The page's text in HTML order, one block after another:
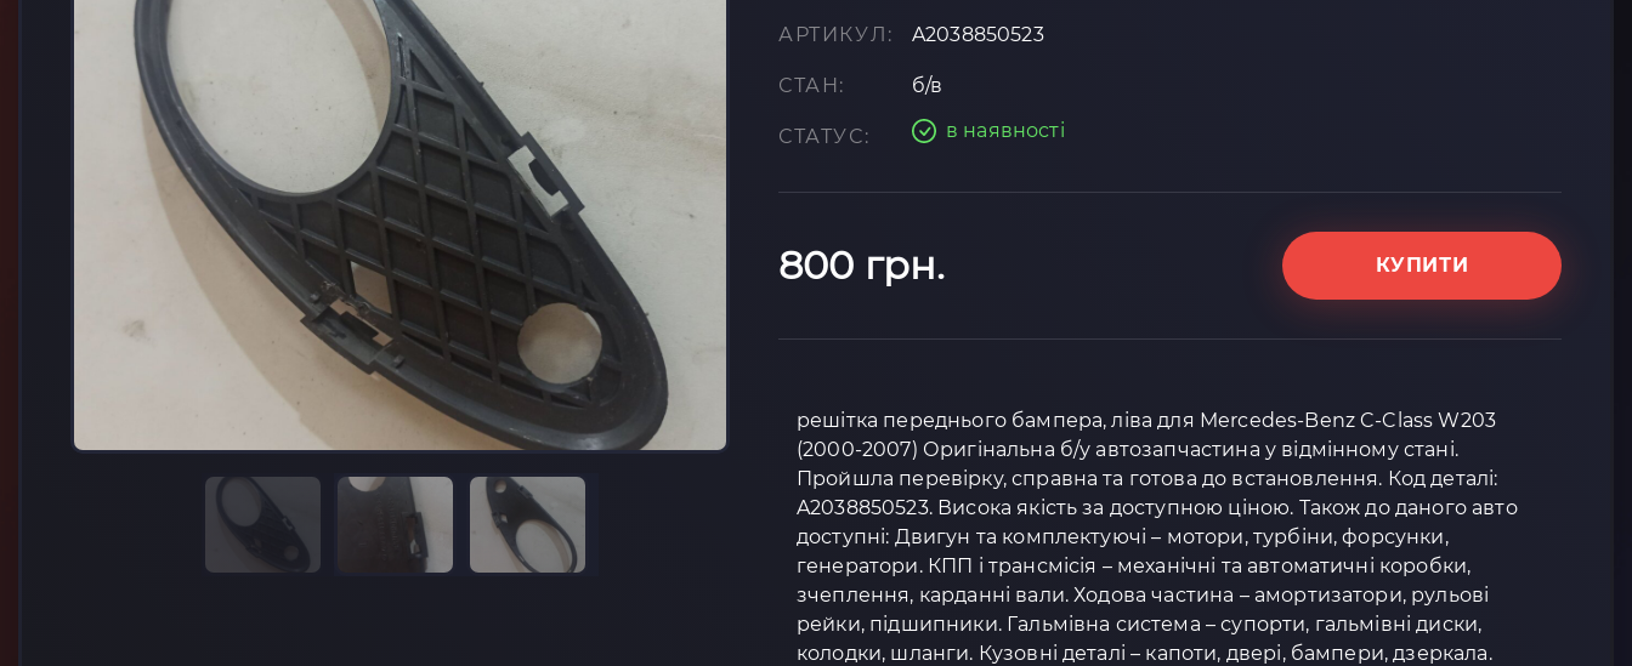
АРТИКУЛ: A2038850523
СТАН: б/в
СТАТУС: в наявності
800 грн. КУПИТИ
решітка переднього бампера, ліва для Mercedes-Benz C-Class W203
(2000-2007) Оригінальна б/у автозапчастина у відмінному стані.
Пройшла перевірку, справна та готова до встановлення. Код деталі:
A2038850523. Висока якість за доступною ціною. Також до даного авто
доступні: Двигун та комплектуючі – мотори, турбіни, форсунки,
генератори. КПП і трансмісія – механічні та автоматичні коробки,
зчеплення, карданні вали. Ходова частина – амортизатори, рульові
рейки, підшипники. Гальмівна система – супорти, гальмівні диски,
колодки, шланги. Кузовні деталі – капоти, двері, бампери, дзеркала.